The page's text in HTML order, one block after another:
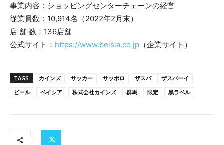
事業内容：ショッピングセンターチェーンの経営
従業員数：10,914名（2022年2月末）
店 舗 数：136店舗
公式サイト： https://www.beisia.co.jp （企業サイト）
TAGS カインズ サッカー サッポロ ザスパ
ザスパーイ
ビール
ベイシア 株式会社カインズ 群馬 限定 黒ラベル